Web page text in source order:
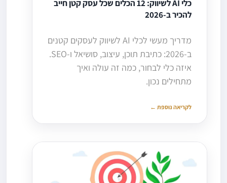
כלי AI לשיווק: 12 הכלים שכל עסק קטן חייב
להכיר ב-2026
מדריך מעשי לכלי AI לשיווק לעסקים קטנים
ב-2026: כתיבת תוכן, עיצוב, סושיאל ו-SEO.
איזה כלי לבחור, כמה זה עולה ואיך
מתחילים נכון.
לקריאה נוספת ←